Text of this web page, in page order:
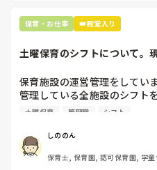
辞めることは逃げ、と、過去
います
保育・お仕事 👑殿堂入り
土曜保育のシフトについて。
保育施設の運営管理をしていま
管理している全施設のシフト
曜保育だけは入れる方が少な
て入職しているはずですが、
出勤が出来ない方ばかりです。
土曜保育 管理職 シフト
しののん
保育士, 保育園, 認可保育園, 学童